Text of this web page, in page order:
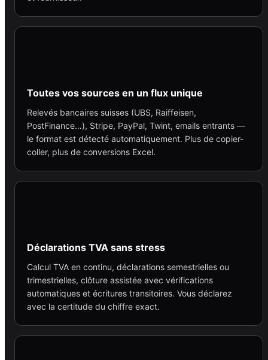
Toutes vos sources en un flux unique
Relevés bancaires suisses (UBS, Raiffeisen,
PostFinance…), Stripe, PayPal, Twint, emails entrants —
le format est détecté automatiquement. Plus de copier-
coller, plus de conversions Excel.
Déclarations TVA sans stress
Calcul TVA en continu, déclarations semestrielles ou
trimestrielles, clôture assistée avec vérifications
automatiques et écritures transitoires. Vous déclarez
avec la certitude du chiffre exact.